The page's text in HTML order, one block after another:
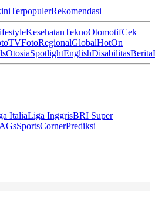
TerpopulerRekomendasi
KesehatanTeknoOtomotifCek
TVFotoRegionalGlobalHotOn
OtosiaSpotlightEnglishDisabilitasBerita
ItaliaLiga InggrisBRI Super
SportsCornerPrediksi